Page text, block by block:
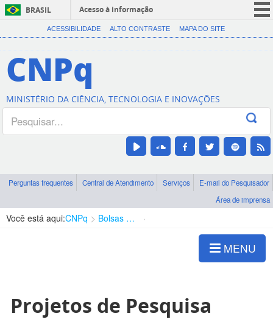
BRASIL
Acesso à informação
CORONAVÍRUS (COVID-19)
Canais
ACESSIBILIDADE ALTO CONTRASTE MAPA DO SITE
CNPq
MINISTÉRIO DA CIÊNCIA, TECNOLOGIA E INOVAÇÕES
Perguntas frequentes Central de Atendimento Serviços
E-mail do Pesquisador
Área de imprensa
Você está aqui:CNPq Bolsas e Auxílios Vigentes
MENU
Projetos de Pesquisa